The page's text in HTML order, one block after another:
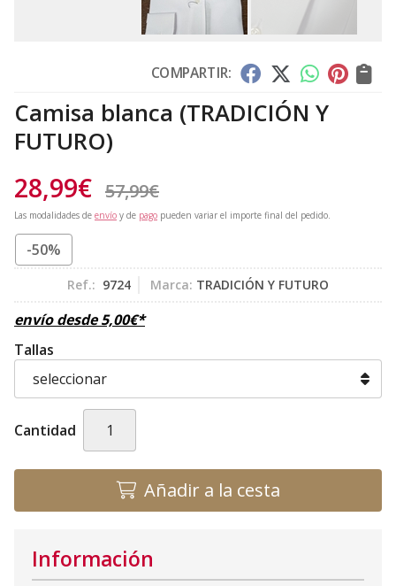
COMPARTIR:
Camisa blanca (TRADICIÓN Y
FUTURO)
28,99€ 57,99€
Las modalidades de envío y de pago pueden variar el importe final del pedido.
-50%
Ref.: 9724 Marca: TRADICIÓN Y FUTURO
envío desde5,00€*
Tallas
Cantidad
Añadir a la cesta
Información